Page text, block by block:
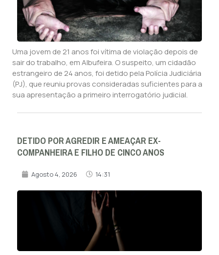
Uma jovem de 21 anos foi vítima de violação depois de
sair do trabalho, em Albufeira. O suspeito, um cidadão
estrangeiro de 24 anos, foi detido pela Polícia Judiciária
(PJ), que reuniu provas consideradas suficientes para a
sua apresentação a primeiro interrogatório judicial.
DETIDO POR AGREDIR E AMEAÇAR EX-
COMPANHEIRA E FILHO DE CINCO ANOS
Agosto 4, 2026 14:31